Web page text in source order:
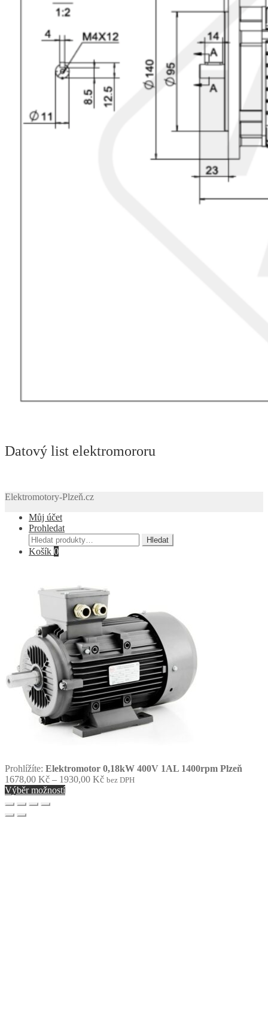
Datový list elektromororu
Elektromotory-Plzeň.cz
Můj účet
Prohledat
Hledat:
Hledat
Košík 0
Prohlížíte: Elektromotor 0,18kW 400V 1AL 1400rpm Plzeň
1678,00 Kč – 1930,00 KčRozpětí
bez DPH
Výběr možností